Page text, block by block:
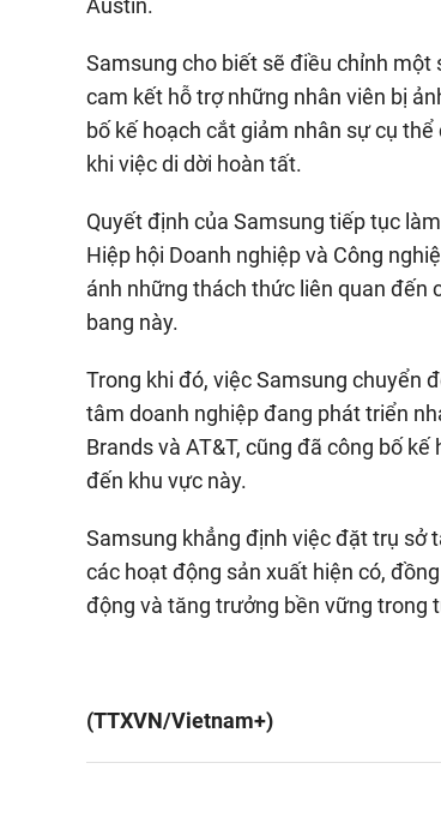
Austin.
Samsung cho biết sẽ điều chỉnh một
cam kết hỗ trợ những nhân viên bị
bố kế hoạch cắt giảm nhân sự cụ
khi việc di dời hoàn tất.
Quyết định của Samsung tiếp tục
Hiệp hội Doanh nghiệp và Công
ánh những thách thức liên quan đến
bang này.
Trong khi đó, việc Samsung chuyển
tâm doanh nghiệp đang phát triển
Brands và AT&T, cũng đã công bố
đến khu vực này.
Samsung khẳng định việc đặt trụ sở
các hoạt động sản xuất hiện có,
động và tăng trưởng bền vững trong
(TTXVN/Vietnam+)